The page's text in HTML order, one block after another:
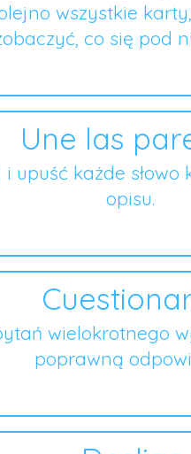
wszystkie
co się pod
Une las
upuść każde słowo
opisu.
wielokrotnego
poprawną